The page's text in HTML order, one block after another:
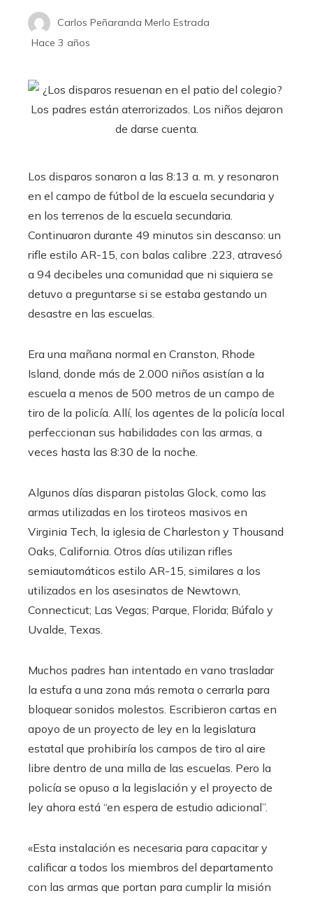
Carlos Peñaranda Merlo Estrada
Hace 3 años
Los disparos sonaron a las 8:13 a. m. y resonaron
en el campo de fútbol de la escuela secundaria y
en los terrenos de la escuela secundaria.
Continuaron durante 49 minutos sin descanso: un
rifle estilo AR-15, con balas calibre .223, atravesó
a 94 decibeles una comunidad que ni siquiera se
detuvo a preguntarse si se estaba gestando un
desastre en las escuelas.
Era una mañana normal en Cranston, Rhode
Island, donde más de 2.000 niños asistían a la
escuela a menos de 500 metros de un campo de
tiro de la policía. Allí, los agentes de la policía local
perfeccionan sus habilidades con las armas, a
veces hasta las 8:30 de la noche.
Algunos días disparan pistolas Glock, como las
armas utilizadas en los tiroteos masivos en
Virginia Tech, la iglesia de Charleston y Thousand
Oaks, California. Otros días utilizan rifles
semiautomáticos estilo AR-15, similares a los
utilizados en los asesinatos de Newtown,
Connecticut; Las Vegas; Parque, Florida; Búfalo y
Uvalde, Texas.
Muchos padres han intentado en vano trasladar
la estufa a una zona más remota o cerrarla para
bloquear sonidos molestos. Escribieron cartas en
apoyo de un proyecto de ley en la legislatura
estatal que prohibiría los campos de tiro al aire
libre dentro de una milla de las escuelas. Pero la
policía se opuso a la legislación y el proyecto de
ley ahora está “en espera de estudio adicional”.
«Esta instalación es necesaria para capacitar y
calificar a todos los miembros del departamento
con las armas que portan para cumplir la misión